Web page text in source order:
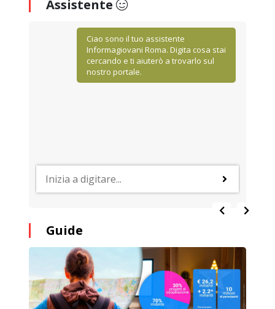
Assistente
Ciao sono il tuo assistente
Informagiovani Roma. Digita cosa stai
cercando e ti aiuterò a trovarlo sul
nostro portale.
Guide